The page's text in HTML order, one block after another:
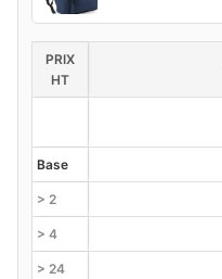
PRIX
HT
Base
> 2
> 4
> 24